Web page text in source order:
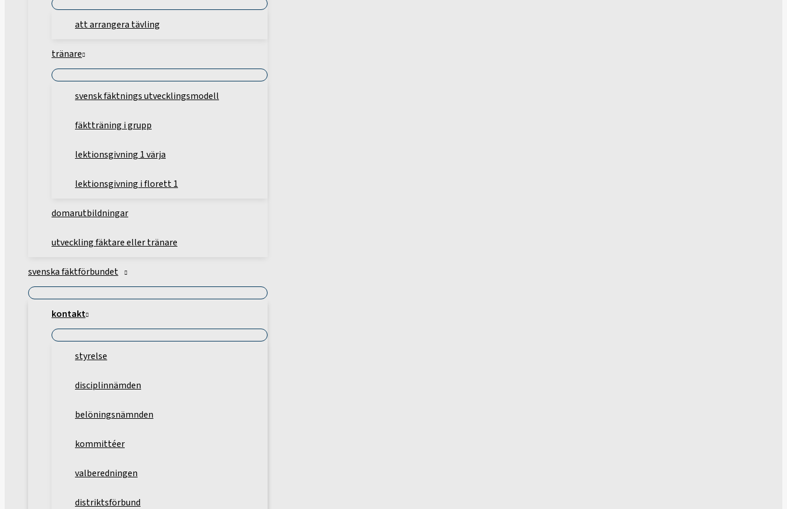
att arrangera tävling
tränare
svensk fäktnings utvecklingsmodell
fäktträning i grupp
lektionsgivning 1 värja
lektionsgivning i florett 1
domarutbildningar
utveckling fäktare eller tränare
svenska fäktförbundet
kontakt
styrelse
disciplinnämden
belöningsnämnden
kommittéer
valberedningen
distriktsförbund